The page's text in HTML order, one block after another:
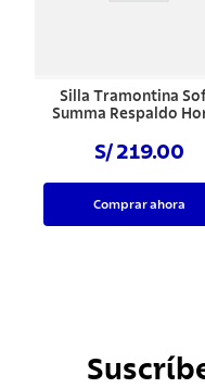
Silla Tramontina
Summa Respaldo
S/ 219.00
Comprar ahora